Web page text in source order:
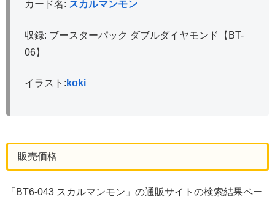
カード名: スカルマンモン
収録: ブースターパック ダブルダイヤモンド【BT-
06】
イラスト: koki
販売価格
「BT6-043 スカルマンモン」の通販サイトの検索結果ペー